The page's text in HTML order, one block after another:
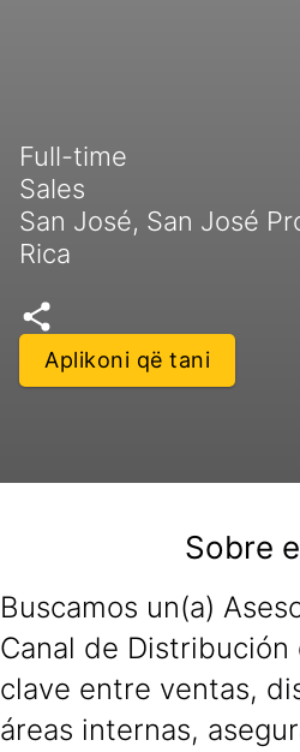
Full-time
Sales
San José, San José
Rica
Aplikoni që tani
Sobre
Buscamos un(a)
Canal de Distribución
clave entre ventas,
áreas internas,